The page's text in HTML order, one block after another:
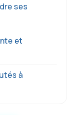
ses
et
à